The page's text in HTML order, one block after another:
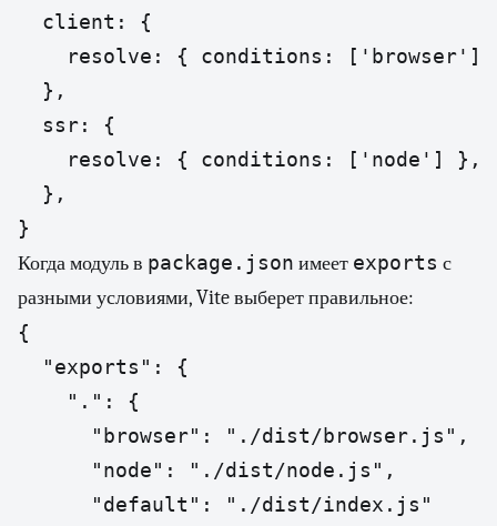
  client: {
resolve: { conditions: ['browser']
  },
  ssr: {
    resolve: { conditions: ['node'] },
  },
}
Когда модуль в package.json имеет exports с
разными условиями, Vite выберет правильное:
{
  "exports": {
    ".": {
      "browser": "./dist/browser.js",
      "node": "./dist/node.js",
      "default": "./dist/index.js"